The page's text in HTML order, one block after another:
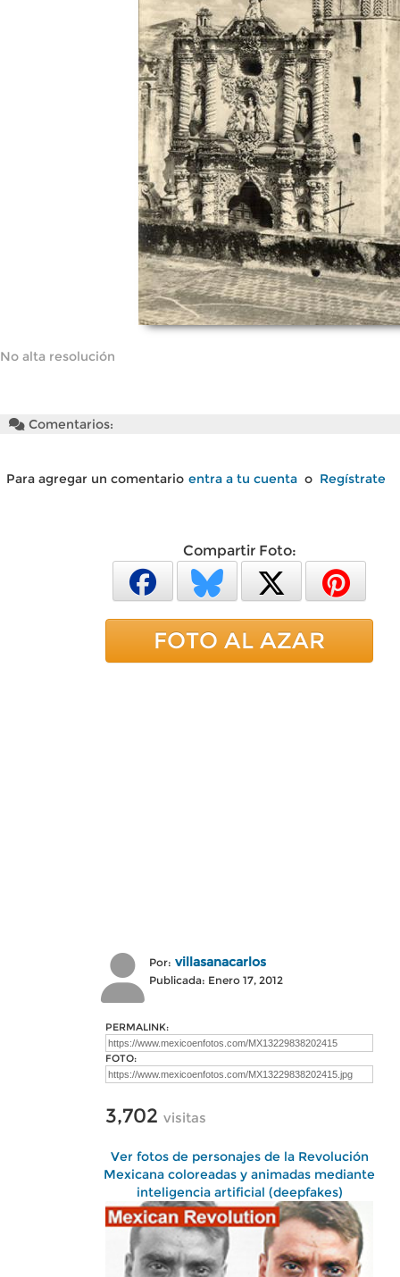
No alta resolución
Comentarios:
Para agregar un comentario entra a tu cuenta o Regístrate
Compartir Foto:
FOTO AL AZAR
Por: villasanacarlos
Publicada: Enero 17, 2012
PERMALINK:
FOTO:
3,702 visitas
Ver fotos de personajes de la Revolución
Mexicana coloreadas y animadas mediante
inteligencia artificial (deepfakes)